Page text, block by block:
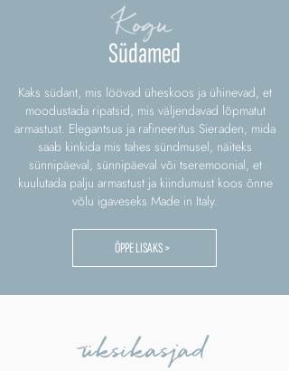
Kogu
Südamed
Kaks südant, mis löövad üheskoos ja ühinevad, et
moodustada ripatsid, mis väljendavad lõpmatut
armastust. Elegantsus ja rafineeritus Sieraden, mida
saab kinkida mis tahes sündmusel, näiteks
sünnipäeval, sünnipäeval või tseremoonial, et
kuulutada palju armastust ja kiindumust koos õnne
võlu igaveseks Made in Italy.
ÕPPE LISAKS >
üksikasjad